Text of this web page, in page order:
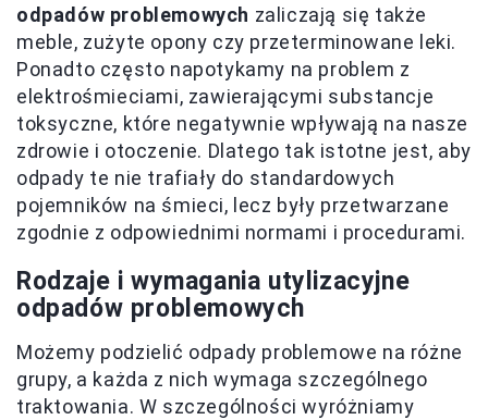
odpadów problemowych zaliczają się także
meble, zużyte opony czy przeterminowane leki.
Ponadto często napotykamy na problem z
elektrośmieciami, zawierającymi substancje
toksyczne, które negatywnie wpływają na nasze
zdrowie i otoczenie. Dlatego tak istotne jest, aby
odpady te nie trafiały do standardowych
pojemników na śmieci, lecz były przetwarzane
zgodnie z odpowiednimi normami i procedurami.
Rodzaje i wymagania utylizacyjne
odpadów problemowych
Możemy podzielić odpady problemowe na różne
grupy, a każda z nich wymaga szczególnego
traktowania. W szczególności wyróżniamy